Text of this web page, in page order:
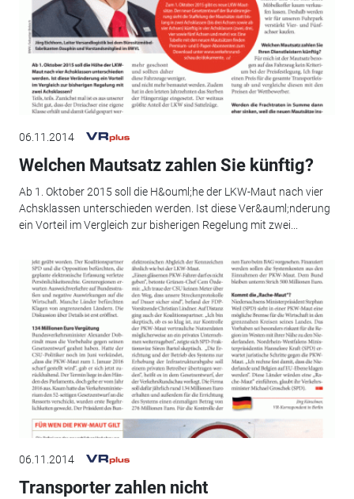
06.11.2014
Welchen Mautsatz zahlen Sie künftig?
Ab 1. Oktober 2015 soll die H&ouml;he der LKW-Maut nach vier
Achsklassen unterschieden werden. Ist diese Ver&auml;nderung
ein Vorteil im Vergleich zur bisherigen Regelung mit zwei...
06.11.2014
Transporter zahlen nicht